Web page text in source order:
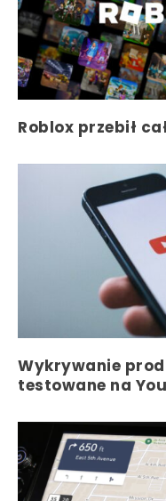
Roblox przebił
Wykrywanie
testowane na